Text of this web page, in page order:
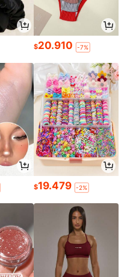
$20.910 -7%
$19.479 -2%